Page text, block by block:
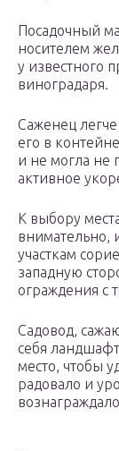
Посадочный
носителем
у известного
виноградаря.
Саженец
его в
и не могла не
активное
К выбору
внимательно,
участкам
западную
ограждения с
Садовод,
себя
место, чтобы
радовало и